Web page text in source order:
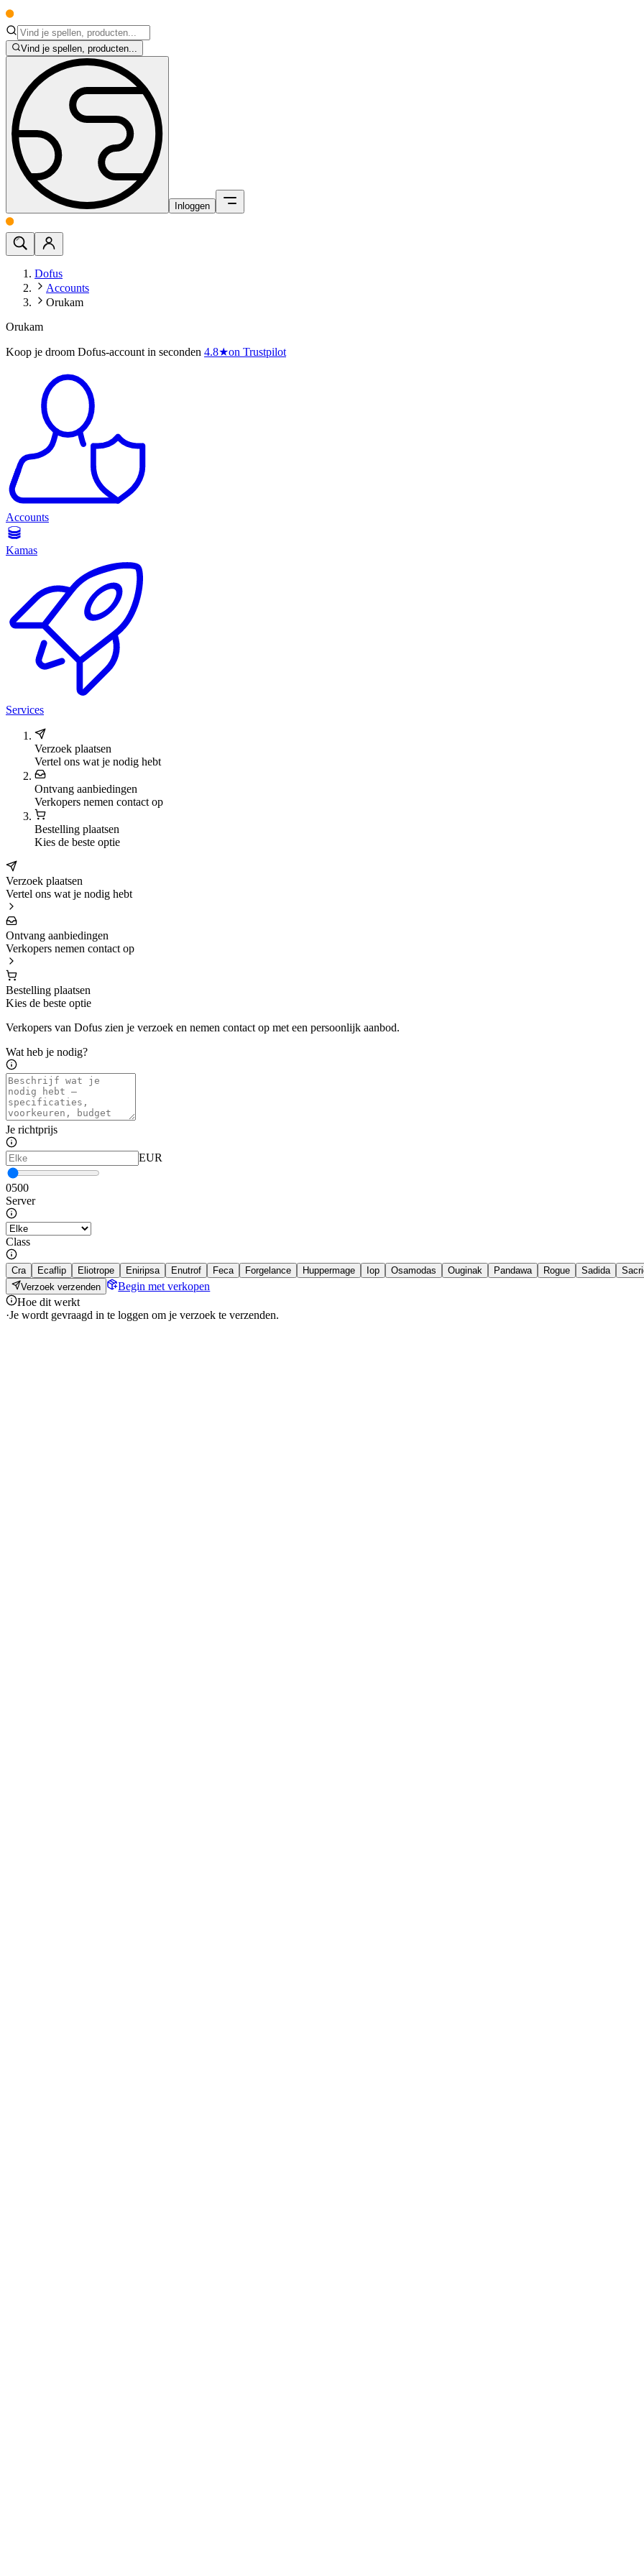
Vind je spellen, producten...
Inloggen
Dofus
Accounts
Orukam
Orukam
Koop je droom Dofus-account in seconden 4.8★on Trustpilot
Accounts
Kamas
Services
Verzoek plaatsen
Vertel ons wat je nodig hebt
Ontvang aanbiedingen
Verkopers nemen contact op
Bestelling plaatsen
Kies de beste optie
Verzoek plaatsen
Vertel ons wat je nodig hebt
Ontvang aanbiedingen
Verkopers nemen contact op
Bestelling plaatsen
Kies de beste optie
Verkopers van Dofus zien je verzoek en nemen contact op met een persoonlijk aanbod.
Wat heb je nodig?
Je richtprijs
EUR
0500
Server
Class
Cra Ecaflip Eliotrope Eniripsa Enutrof Feca Forgelance Huppermage Iop Osamodas Ouginak Pandawa Rogue Sadida
Verzoek verzenden
Begin met verkopen
Hoe dit werkt
·Je wordt gevraagd in te loggen om je verzoek te verzenden.